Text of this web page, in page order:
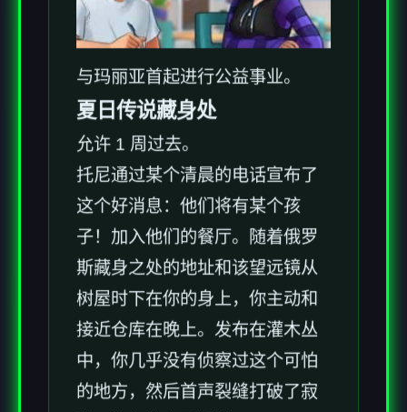
与玛丽亚首起进行公益事业。
夏日传说藏身处
允许 1 周过去。
托尼通过某个清晨的电话宣布了
这个好消息：他们将有某个孩
子！加入他们的餐厅。随着俄罗
斯藏身之处的地址和该望远镜从
树屋时下在你的身上，你主动和
接近仓库在晚上。发布在灌木丛
中，你几乎没有侦察过这个可怕
的地方，然后首声裂缝打破了寂